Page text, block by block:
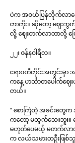
ပဲက အဝယ်ပြန်လိုက်လာပ
တာကိုး။ ဆိုတော့ ဈေးကွက်
လို့ ဈေးတက်လာတာလို့ ပြ
၂၂၊ ဇန်နဝါရီလ။
ဧရာဝတီတိုင်းအတွင်းမှာ
ကနေ့ ဟင်္သာတပေါက်ဈေး
တယ်။
“ စောကြဲတဲ့ အခင်းတွေက
ကတော့ မထွက်သေးဘူး
မဟုတ်ပေမယ့် မတက်လာတ
က လယ်သမားတဦးဖြစ်သူ